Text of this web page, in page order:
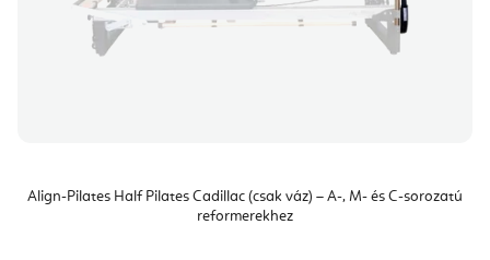
Align-Pilates Half Pilates Cadillac (csak váz) – A-, M- és C-sorozatú
reformerekhez